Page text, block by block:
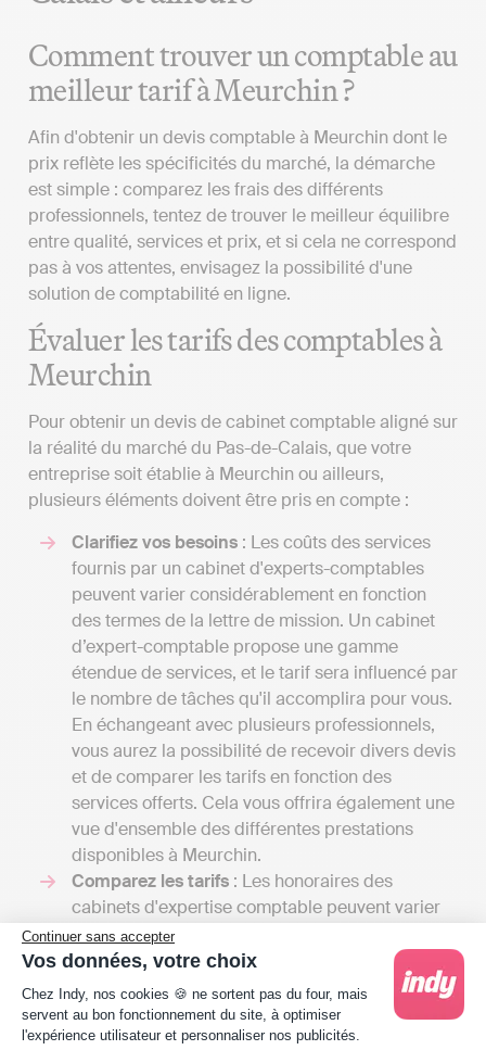
Continuer sans accepter
Vos données, votre choix
Plateforme de Gestion du Consentement :
Chez Indy, nos cookies 🍪 ne sortent pas du four, mais
servent au bon fonctionnement du site, à optimiser
l'expérience utilisateur et personnaliser nos publicités.
Comment trouver un comptable au
meilleur tarif à Meurchin ?
Afin d'obtenir un devis comptable à Meurchin dont le
prix reflète les spécificités du marché, la démarche
est simple : comparez les frais des différents
professionnels, tentez de trouver le meilleur équilibre
entre qualité, services et prix, et si cela ne correspond
pas à vos attentes, envisagez la possibilité d'une
solution de comptabilité en ligne.
Évaluer les tarifs des comptables à
Meurchin
Pour obtenir un devis de cabinet comptable aligné sur
la réalité du marché du Pas-de-Calais, que votre
entreprise soit établie à Meurchin ou ailleurs,
plusieurs éléments doivent être pris en compte :
Clarifiez vos besoins : Les coûts des services
fournis par un cabinet d'experts-comptables
peuvent varier considérablement en fonction
des termes de la lettre de mission. Un cabinet
d’expert-comptable propose une gamme
étendue de services, et le tarif sera influencé par
le nombre de tâches qu'il accomplira pour vous.
En échangeant avec plusieurs professionnels,
vous aurez la possibilité de recevoir divers devis
et de comparer les tarifs en fonction des
services offerts. Cela vous offrira également une
vue d'ensemble des différentes prestations
disponibles à Meurchin.
Comparez les tarifs : Les honoraires des
cabinets d'expertise comptable peuvent varier
de 50 euros par mois pour de petites missions
confiées à un comptable indépendant à
plusieurs milliers d'euros si votre entreprise
nécessite une gestion comptable plus
complexe. En revanche, pour une solution en